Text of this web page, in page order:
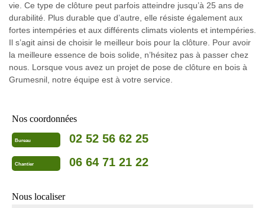
vie. Ce type de clôture peut parfois atteindre jusqu’à 25 ans de
durabilité. Plus durable que d’autre, elle résiste également aux
fortes intempéries et aux différents climats violents et intempéries.
Il s’agit ainsi de choisir le meilleur bois pour la clôture. Pour avoir
la meilleure essence de bois solide, n’hésitez pas à passer chez
nous. Lorsque vous avez un projet de pose de clôture en bois à
Grumesnil, notre équipe est à votre service.
Nos coordonnées
Bureau 02 52 56 62 25
Chantier 06 64 71 21 22
Nous localiser